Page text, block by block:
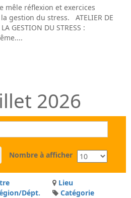
mêle réflexion et exercices
gestion du stress. ATELIER DE
GESTION DU STRESS :
2026
Nombre à afficher
Lieu
Dépt. Catégorie